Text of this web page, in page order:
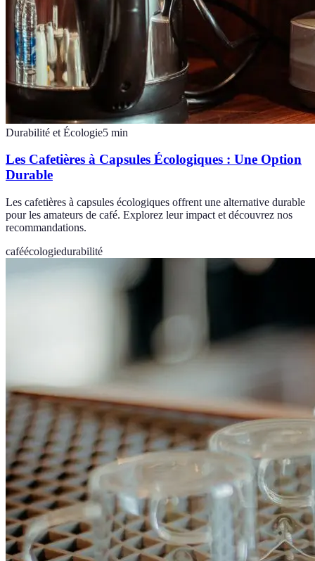
Durabilité et Écologie5 min
Les Cafetières à Capsules Écologiques : Une Option
Durable
Les cafetières à capsules écologiques offrent une alternative durable
pour les amateurs de café. Explorez leur impact et découvrez nos
recommandations.
caféécologiedurabilité